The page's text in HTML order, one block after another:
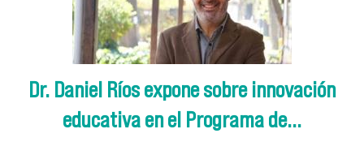
Dr. Daniel Ríos expone sobre innovación
educativa en el Programa de...